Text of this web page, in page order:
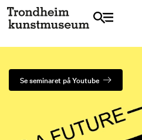
Se seminaret på Youtube